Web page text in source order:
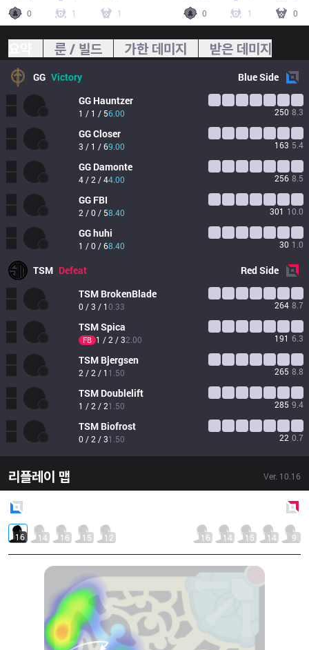
0
1 1
0
1 0
룬 / 빌드 가한 데미지 받은 데미지
GG Victory BlueSide
GG Hauntzer
1 / 1 / 56.00 250 8.3
GGCloser
3 / 1 / 69.00 163 5.4
GG Damonte
4 / 2 / 44.00 256 8.5
GG FBI
2 / 0 / 58.40 301 10.0
GGhuhi
1 / 0 / 68.40 30 1.0
TSM Defeat RedSide
TSM BrokenBlade
0 / 3 / 10.33 264 8.7
TSMSpica
FB 1 / 2 / 32.00 191 6.3
TSM Bjergsen
2 / 2 / 1 1.50 265 8.8
TSM Doublelift
1 / 2 / 21.50 285 9.4
TSM Biofrost
0 / 2 / 31.50 22 0.7
리플레이 맵 Ver. 10.16
16 14 16 15 12 16 14 15 14 9